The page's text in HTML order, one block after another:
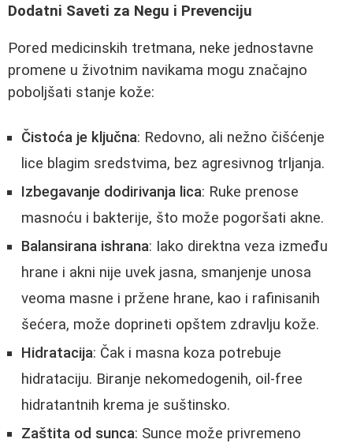
Dodatni Saveti za Negu i Prevenciju
Pored medicinskih tretmana, neke jednostavne
promene u životnim navikama mogu značajno
poboljšati stanje kože:
Čistoća je ključna: Redovno, ali nežno čišćenje
lice blagim sredstvima, bez agresivnog trljanja.
Izbegavanje dodirivanja lica: Ruke prenose
masnoću i bakterije, što može pogoršati akne.
Balansirana ishrana: Iako direktna veza između
hrane i akni nije uvek jasna, smanjenje unosa
veoma masne i pržene hrane, kao i rafinisanih
šećera, može doprineti opštem zdravlju kože.
Hidratacija: Čak i masna koza potrebuje
hidrataciju. Biranje nekomedogenih, oil-free
hidratantnih krema je suštinsko.
Zaštita od sunca: Sunce može privremeno